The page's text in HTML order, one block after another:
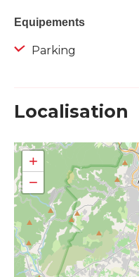
Equipements
Parking
Localisation
+
−